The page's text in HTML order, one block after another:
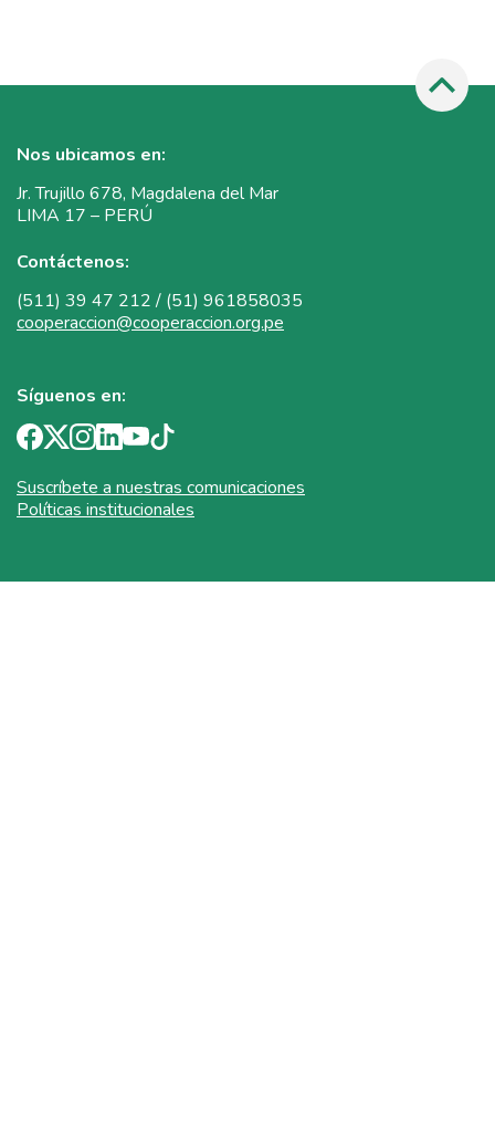
Nos ubicamos en:
Jr. Trujillo 678, Magdalena del Mar
LIMA 17 – PERÚ
Contáctenos:
(511) 39 47 212 / (51) 961858035
cooperaccion@cooperaccion.org.pe
Síguenos en:
Suscríbete a nuestras comunicaciones
Políticas institucionales